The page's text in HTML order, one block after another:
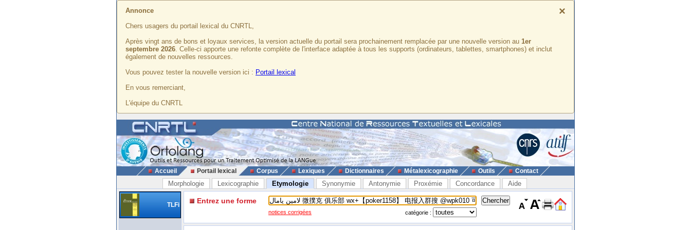
×
Annonce
Chers usagers du portail lexical du CNRTL,
Après vingt ans de bons et loyaux services, la version actuelle du portail sera prochainement remplacée par une nouvelle version au 1er
septembre 2026. Celle-ci apporte une refonte complète de l'interface adaptée à tous les supports (ordinateurs, tablettes, smartphones) et inclut
également de nouvelles ressources.
Vous pouvez tester la nouvelle version ici : Portail lexical
En vous remerciant,
L'équipe du CNRTL
Accueil Portail lexical Corpus Lexiques Dictionnaires Métalexicographie Outils Contact
Morphologie Lexicographie Etymologie Synonymie Antonymie Proxémie Concordance Aide
TLFi Entrez une forme
notices corrigées catégorie :